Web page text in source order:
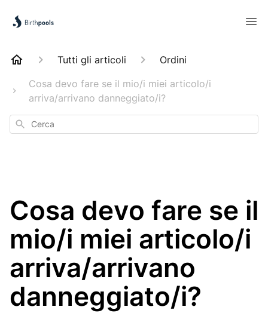
Tutti gli articoli
Ordini
Cosa devo fare se il mio/i miei articolo/i
arriva/arrivano danneggiato/i?
Cerca
Cosa devo fare se il
mio/i miei articolo/i
arriva/arrivano
danneggiato/i?